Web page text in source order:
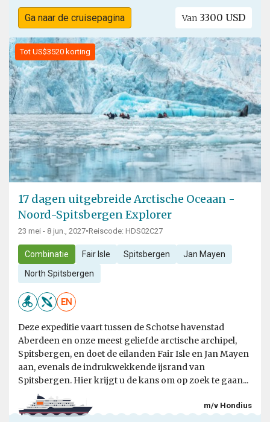
Ga naar de cruisepagina Van 3300 USD
Tot US$3520 korting
17 dagen uitgebreide Arctische Oceaan -
Noord-Spitsbergen Explorer
23 mei - 8 jun., 2027•Reiscode: HDS02C27
Combinatie Fair Isle Spitsbergen Jan Mayen
North Spitsbergen
EN
Deze expeditie vaart tussen de Schotse havenstad
Aberdeen en onze meest geliefde arctische archipel,
Spitsbergen, en doet de eilanden Fair Isle en Jan Mayen
aan, evenals de indrukwekkende ijsrand van
Spitsbergen. Hier krijgt u de kans om op zoek te gaan...
m/v Hondius